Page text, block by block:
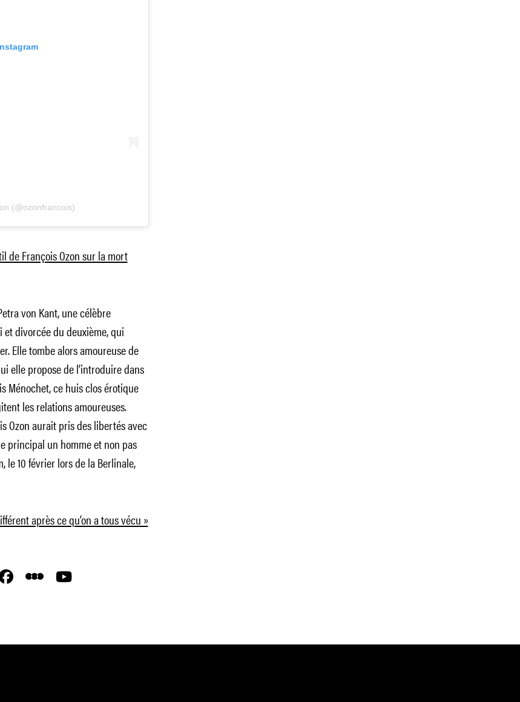
(@ozonfrancois)
de François Ozon sur la mort
von Kant, une célèbre
divorcée du deuxième, qui
Elle tombe alors amoureuse de
elle propose de l’introduire dans
Ménochet, ce huis clos érotique
les relations amoureuses.
Ozon aurait pris des libertés avec
principal un homme et non pas
le 10 février lors de la Berlinale,
après ce qu’on a tous vécu »